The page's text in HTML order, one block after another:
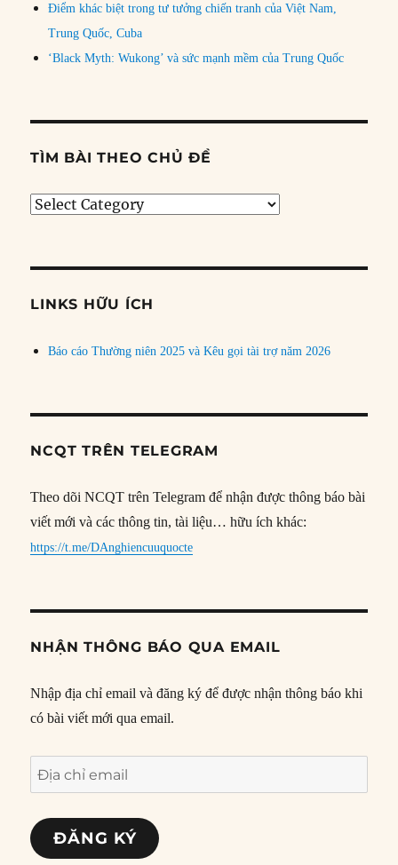
Điểm khác biệt trong tư tưởng chiến tranh của Việt Nam,
Trung Quốc, Cuba
‘Black Myth: Wukong’ và sức mạnh mềm của Trung Quốc
TÌM BÀI THEO CHỦ ĐỀ
Tìm
đề
LINKS HỮU ÍCH
Báo cáo Thường niên 2025 và Kêu gọi tài trợ năm 2026
NCQT TRÊN TELEGRAM
Theo dõi NCQT trên Telegram để nhận được thông báo bài
viết mới và các thông tin, tài liệu… hữu ích khác:
https://t.me/DAnghiencuuquocte
NHẬN THÔNG BÁO QUA EMAIL
Nhập địa chỉ email và đăng ký để được nhận thông báo khi
có bài viết mới qua email.
Địa
chỉ
email
ĐĂNG KÝ